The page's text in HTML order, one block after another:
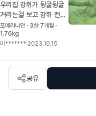
우리집 강쥐가 뒹굴뒹굴
거리는걸 보고 강쥐 전용
담요로 쓰고 있습니다. 도
톰하니 폭신하고 좋은가
봐요~ 핸드타올은 산책
포메라니안 · 3살 7개월 ·
1.76kg
미******* 2023.10.15
공유